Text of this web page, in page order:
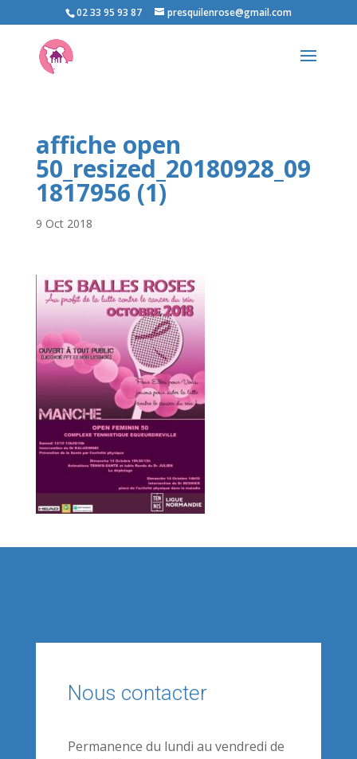
02 33 95 93 87 presquilenrose@gmail.com
affiche open
50_resized_20180928_09
1817956 (1)
9 Oct 2018
Nous contacter
Permanence du lundi au vendredi de